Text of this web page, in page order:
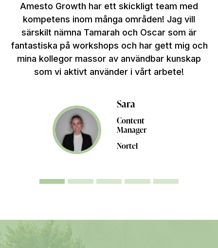
Amesto Growth har ett skickligt team med
kompetens inom många områden! Jag vill
särskilt nämna Tamarah och Oscar som är
fantastiska på workshops och har gett mig och
mina kollegor massor av användbar kunskap
som vi aktivt använder i vårt arbete!
Sara
Content
Manager
Nortel